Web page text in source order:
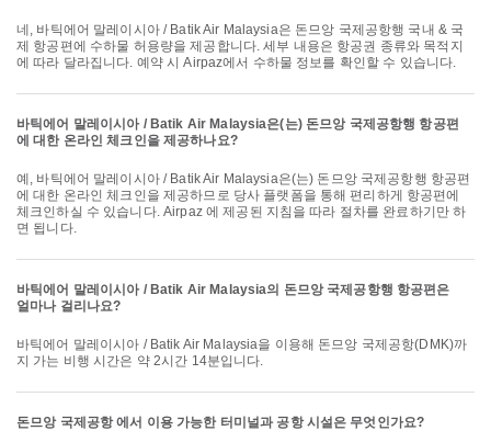
네, 바틱에어 말레이시아 / Batik Air Malaysia은 돈므앙 국제공항행 국내 & 국
제 항공편에 수하물 허용량을 제공합니다. 세부 내용은 항공권 종류와 목적지
에 따라 달라집니다. 예약 시 Airpaz에서 수하물 정보를 확인할 수 있습니다.
바틱에어 말레이시아 / Batik Air Malaysia은(는) 돈므앙 국제공항행 항공편
에 대한 온라인 체크인을 제공하나요?
예, 바틱에어 말레이시아 / Batik Air Malaysia은(는) 돈므앙 국제공항행 항공편
에 대한 온라인 체크인을 제공하므로 당사 플랫폼을 통해 편리하게 항공편에
체크인하실 수 있습니다. Airpaz 에 제공된 지침을 따라 절차를 완료하기만 하
면 됩니다.
바틱에어 말레이시아 / Batik Air Malaysia의 돈므앙 국제공항행 항공편은
얼마나 걸리나요?
바틱에어 말레이시아 / Batik Air Malaysia을 이용해 돈므앙 국제공항(DMK)까
지 가는 비행 시간은 약 2시간 14분입니다.
돈므앙 국제공항 에서 이용 가능한 터미널과 공항 시설은 무엇인가요?